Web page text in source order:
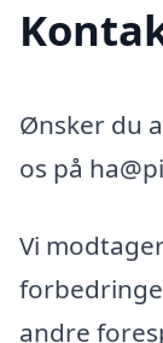
Ønsker du
os på
Vi
andre